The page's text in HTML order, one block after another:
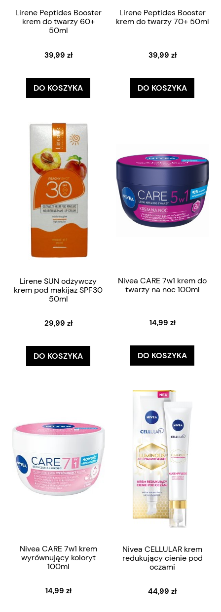
Lirene Peptides Booster
krem do twarzy 60+
50ml
39,99 zł
DO KOSZYKA
Lirene Peptides Booster
krem do twarzy 70+ 50ml
39,99 zł
DO KOSZYKA
Lirene SUN odżywczy
krem pod makijaż SPF30
50ml
29,99 zł
DO KOSZYKA
Nivea CARE 7w1 krem do
twarzy na noc 100ml
14,99 zł
DO KOSZYKA
Nivea CARE 7w1 krem
wyrównujący koloryt
100ml
14,99 zł
Nivea CELLULAR krem
redukujący cienie pod
oczami
44,99 zł